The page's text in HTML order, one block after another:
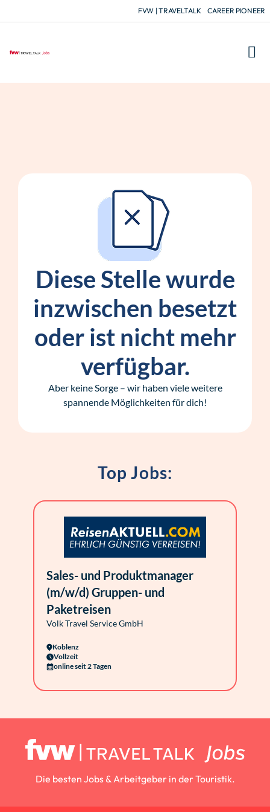
FVW | TRAVELTALK CAREER PIONEER
Diese Stelle wurde
inzwischen besetzt
oder ist nicht mehr
verfügbar.
Aber keine Sorge – wir haben viele weitere
spannende Möglichkeiten für dich!
Top Jobs:
Sales- und Produktmanager
(m/w/d) Gruppen- und
Paketreisen
Volk Travel Service GmbH
Koblenz
Vollzeit
online seit 2 Tagen
Die besten Jobs & Arbeitgeber in der Touristik.